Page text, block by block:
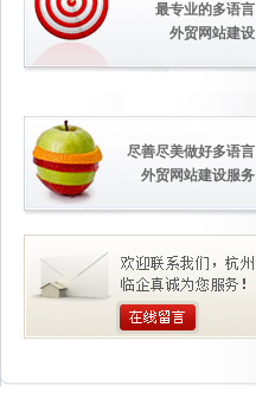
最专业的多语言
外贸网站建设
尽善尽美做好多语言
外贸网站建设服务